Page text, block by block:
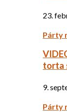
23.
Párty
torta
9.
Párty